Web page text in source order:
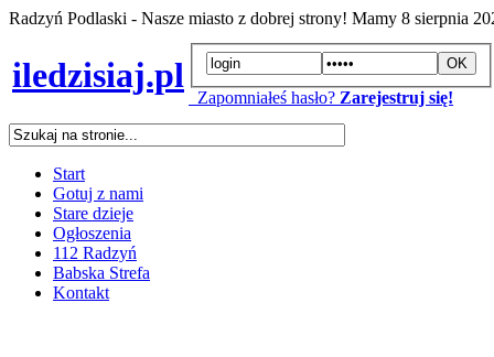
Radzyń Podlaski - Nasze miasto z dobrej strony! Mamy 8 sierpnia
iledzisiaj.pl
Zapomniałeś hasło? Zarejestruj się!
Start
Gotuj z nami
Stare dzieje
Ogłoszenia
112 Radzyń
Babska Strefa
Kontakt